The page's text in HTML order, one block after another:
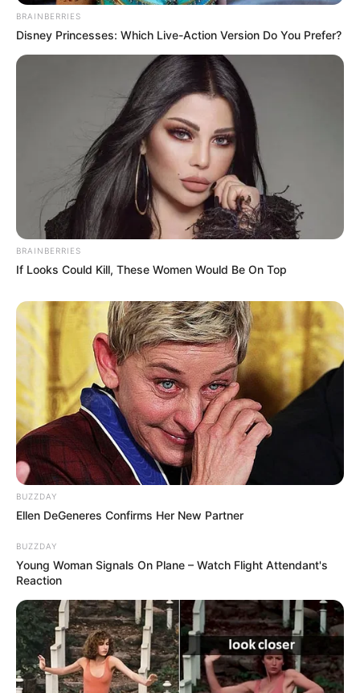
BRAINBERRIES
Disney Princesses: Which Live-Action Version Do You Prefer?
BRAINBERRIES
If Looks Could Kill, These Women Would Be On Top
BUZZDAY
Ellen DeGeneres Confirms Her New Partner
BUZZDAY
Young Woman Signals On Plane – Watch Flight Attendant's
Reaction